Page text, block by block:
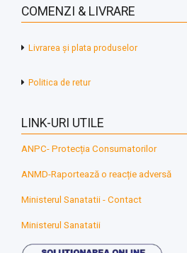
COMENZI & LIVRARE
Livrarea și plata produselor
Politica de retur
LINK-URI UTILE
ANPC- Protecția Consumatorilor
ANMD-Raportează o reacție adversă
Ministerul Sanatatii - Contact
Ministerul Sanatatii